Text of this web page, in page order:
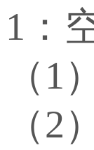
1：
（
（